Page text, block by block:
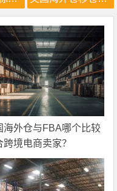
海外仓与FBA哪个比较
跨境电商卖家？